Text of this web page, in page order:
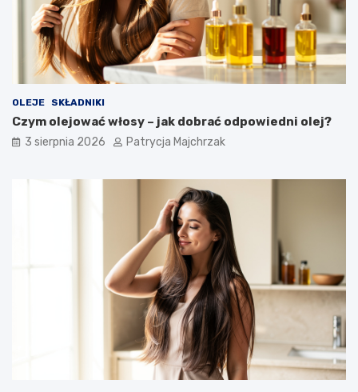
OLEJE SKŁADNIKI
Czym olejować włosy – jak dobrać odpowiedni olej?
3 sierpnia 2026 Patrycja Majchrzak